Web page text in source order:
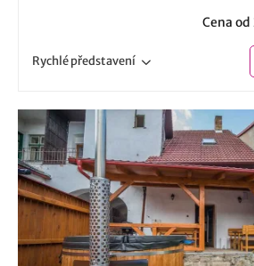
Cena od
Rychlépředstavení